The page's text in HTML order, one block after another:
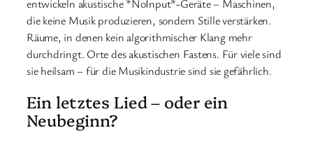
entwickeln akustische *NoInput*-Geräte – Maschinen,
die keine Musik produzieren, sondern Stille verstärken.
Räume, in denen kein algorithmischer Klang mehr
durchdringt. Orte des akustischen Fastens. Für viele sind
sie heilsam – für die Musikindustrie sind sie gefährlich.
Ein letztes Lied – oder ein
Neubeginn?